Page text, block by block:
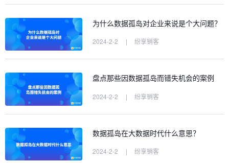
为什么数据孤岛对企业来说是个大问题？
2024-2-2 | 纷享销客
盘点那些因数据孤岛而错失机会的案例
2024-2-2 | 纷享销客
数据孤岛在大数据时代什么意思？
2024-2-2 | 纷享销客